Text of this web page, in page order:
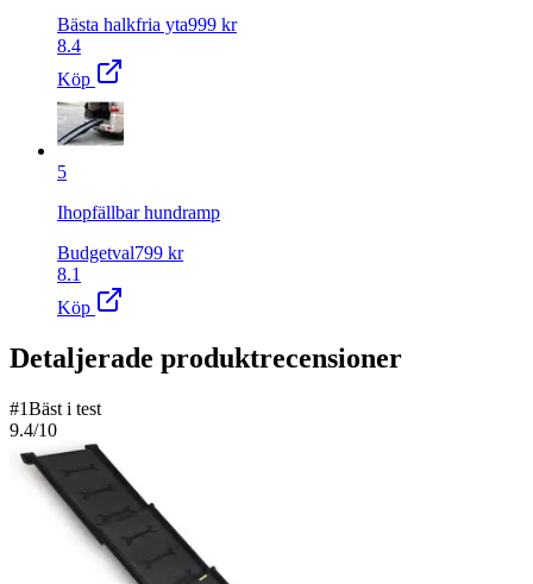
Bästa halkfria yta999 kr
8.4
Köp
5
Ihopfällbar hundramp
Budgetval799 kr
8.1
Köp
Detaljerade produktrecensioner
#1Bäst i test
9.4/10